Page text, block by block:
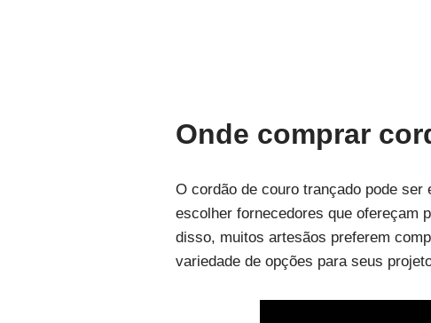
Onde comprar
O cordão de couro trançado pode
escolher fornecedores que ofereçam
disso, muitos artesãos preferem
variedade de opções para seus